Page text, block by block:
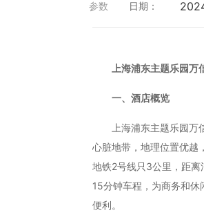
华体会买球-华体会买球(中国)
70款的智能开关
参数 日期：
上海浦东主题乐园
一、酒店概览
上海浦东主题乐园万
心脏地带，地理位置优越
地铁2号线只3公里，距离
15分钟车程，为商务和休
便利。